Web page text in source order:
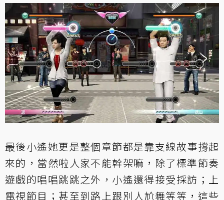
最後小遙她更是整個章節都是靠支線故事撐起
來的，當然啦人家不能幹架嘛，除了標準節奏
遊戲的唱唱跳跳之外，小遙還得接受採訪；上
電視節目；甚至到路上跟別人尬舞等等，這些